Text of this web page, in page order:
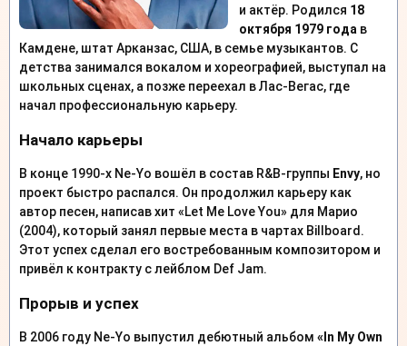
и актёр. Родился 18
октября 1979 года в
Камдене, штат Арканзас, США, в семье музыкантов. С
детства занимался вокалом и хореографией, выступал на
школьных сценах, а позже переехал в Лас-Вегас, где
начал профессиональную карьеру.
Начало карьеры
В конце 1990-х Ne-Yo вошёл в состав R&B-группы Envy, но
проект быстро распался. Он продолжил карьеру как
автор песен, написав хит «Let Me Love You» для Марио
(2004), который занял первые места в чартах Billboard.
Этот успех сделал его востребованным композитором и
привёл к контракту с лейблом Def Jam.
Прорыв и успех
В 2006 году Ne-Yo выпустил дебютный альбом «In My Own